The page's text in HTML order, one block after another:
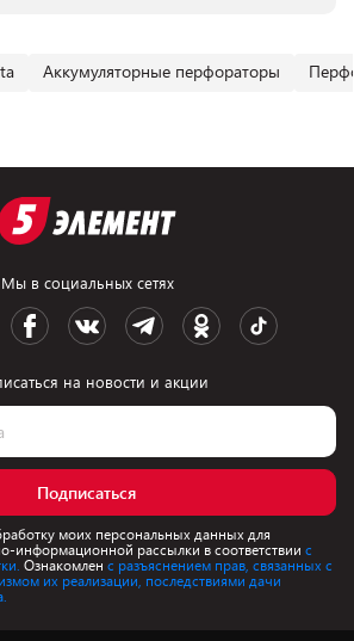
Аккумуляторные перфораторы
Мы в социальных сетях
на новости и акции
Подписаться
моих персональных данных для
информационной рассылки в соответствии с
Ознакомлен с разъяснением прав, связанных с
их реализации, последствиями дачи